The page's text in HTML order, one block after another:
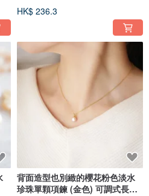
HK$ 236.3
背面造型也別緻的櫻花粉色淡水
珍珠單顆項鍊 (金色) 可調式長度